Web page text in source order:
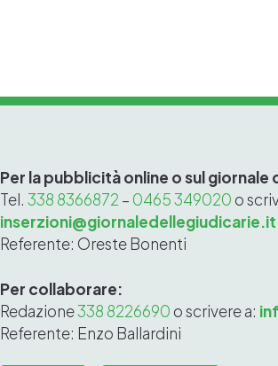
Per la pubblicità online o sul
Tel.338 8366872 – 0465 349020 o
inserzioni@giornaledellegiudicarie.it
Referente: Oreste Bonenti
Per collaborare:
Redazione338 8226690 o scrivere a:
Referente: Enzo Ballardini